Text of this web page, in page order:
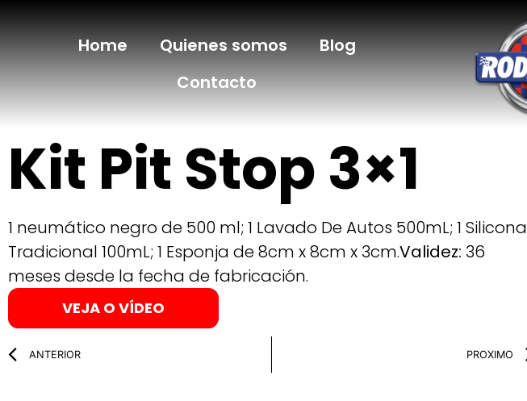
Home Quienes somos
Blog
Contacto
Kit Pit Stop 3×1
1 neumático negro de 500 ml; 1 Lavado De Autos 500mL; 1 Silicona
Tradicional 100mL; 1 Esponja de 8cm x 8cm x 3cm.Validez: 36
meses desde la fecha de fabricación.
VEJA O VÍDEO
ANTERIOR PROXIMO